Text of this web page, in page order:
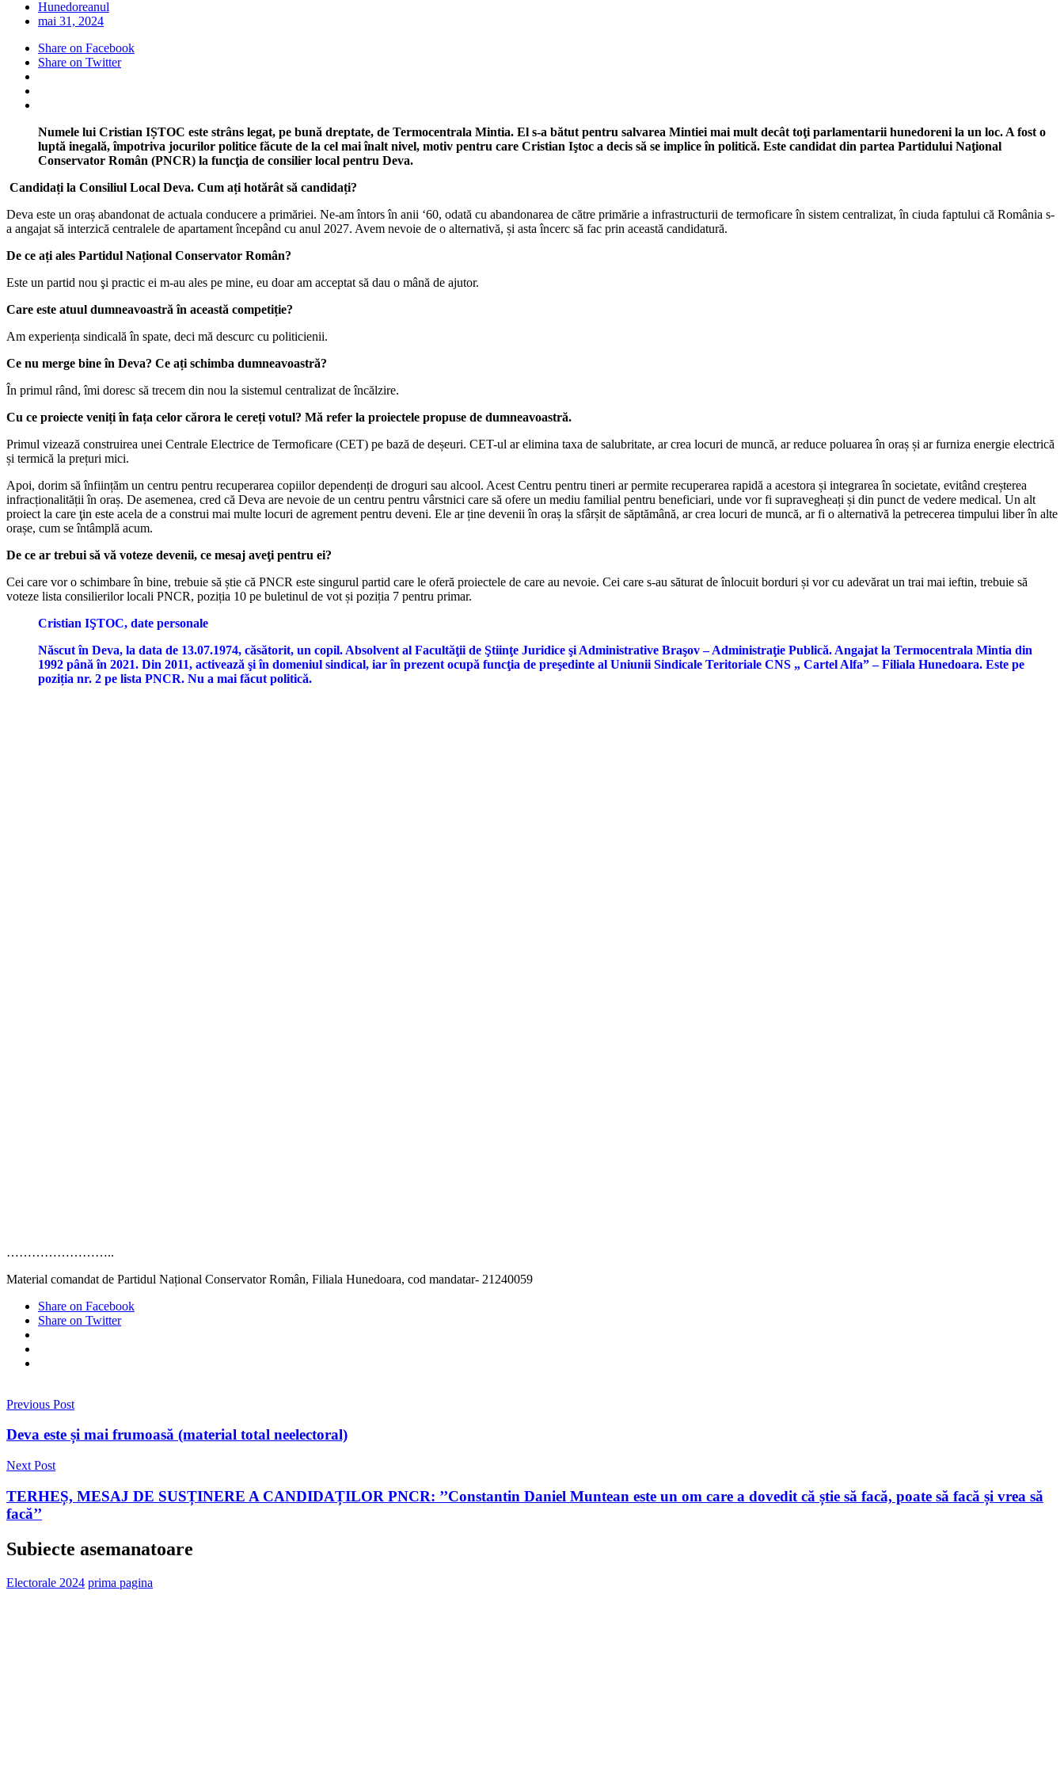
Hunedoreanul
mai 31, 2024
Share on Facebook
Share on Twitter
Numele lui Cristian IȘTOC este strâns legat, pe bună dreptate, de Termocentrala Mintia. El s-a bătut pentru salvarea Mintiei mai mult decât toţi parlamentarii hunedoreni la un loc. A fost o
luptă inegală, împotriva jocurilor politice făcute de la cel mai înalt nivel, motiv pentru care Cristian Iştoc a decis să se implice în politică. Este candidat din partea Partidului Naţional
Conservator Român (PNCR) la funcţia de consilier local pentru Deva.
Candidați la Consiliul Local Deva. Cum ați hotărât să candidați?
Deva este un oraș abandonat de actuala conducere a primăriei. Ne-am întors în anii ‘60, odată cu abandonarea de către primărie a infrastructurii de termoficare în sistem centralizat, în ciuda faptului că România s-
a angajat să interzică centralele de apartament începând cu anul 2027. Avem nevoie de o alternativă, și asta încerc să fac prin această candidatură.
De ce ați ales Partidul Național Conservator Român?
Este un partid nou şi practic ei m-au ales pe mine, eu doar am acceptat să dau o mână de ajutor.
Care este atuul dumneavoastră în această competiție?
Am experiența sindicală în spate, deci mă descurc cu politicienii.
Ce nu merge bine în Deva? Ce ați schimba dumneavoastră?
În primul rând, îmi doresc să trecem din nou la sistemul centralizat de încălzire.
Cu ce proiecte veniți în fața celor cărora le cereți votul? Mă refer la proiectele propuse de dumneavoastră.
Primul vizează construirea unei Centrale Electrice de Termoficare (CET) pe bază de deșeuri. CET-ul ar elimina taxa de salubritate, ar crea locuri de muncă, ar reduce poluarea în oraș și ar furniza energie electrică
și termică la prețuri mici.
Apoi, dorim să înființăm un centru pentru recuperarea copiilor dependenți de droguri sau alcool. Acest Centru pentru tineri ar permite recuperarea rapidă a acestora și integrarea în societate, evitând creșterea
infracționalității în oraș. De asemenea, cred că Deva are nevoie de un centru pentru vârstnici care să ofere un mediu familial pentru beneficiari, unde vor fi supravegheați și din punct de vedere medical. Un alt
proiect la care ţin este acela de a construi mai multe locuri de agrement pentru deveni. Ele ar ține devenii în oraș la sfârșit de săptămână, ar crea locuri de muncă, ar fi o alternativă la petrecerea timpului liber în alte
orașe, cum se întâmplă acum.
De ce ar trebui să vă voteze devenii, ce mesaj aveţi pentru ei?
Cei care vor o schimbare în bine, trebuie să știe că PNCR este singurul partid care le oferă proiectele de care au nevoie. Cei care s-au săturat de înlocuit borduri și vor cu adevărat un trai mai ieftin, trebuie să
voteze lista consilierilor locali PNCR, poziția 10 pe buletinul de vot și poziția 7 pentru primar.
Cristian IŞTOC, date personale
Născut în Deva, la data de 13.07.1974, căsătorit, un copil. Absolvent al Facultăţii de Ştiinţe Juridice şi Administrative Braşov – Administraţie Publică. Angajat la Termocentrala Mintia din
1992 până în 2021. Din 2011, activează şi în domeniul sindical, iar în prezent ocupă funcţia de preşedinte al Uniunii Sindicale Teritoriale CNS „ Cartel Alfa” – Filiala Hunedoara. Este pe
poziția nr. 2 pe lista PNCR. Nu a mai făcut politică.
……………………..
Material comandat de Partidul Național Conservator Român, Filiala Hunedoara, cod mandatar- 21240059
Share on Facebook
Share on Twitter
Previous Post
Deva este și mai frumoasă (material total neelectoral)
Next Post
TERHEȘ, MESAJ DE SUSȚINERE A CANDIDAȚILOR PNCR: ’’Constantin Daniel Muntean este un om care a dovedit că știe să facă, poate să facă și vrea să
facă’’
Subiecte asemanatoare
Electorale 2024 prima pagina